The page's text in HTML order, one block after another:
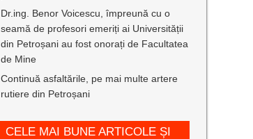
Dr.ing. Benor Voicescu, împreună cu o
seamă de profesori emeriți ai Universității
din Petroșani au fost onorați de Facultatea
de Mine
Continuă asfaltările, pe mai multe artere
rutiere din Petroșani
CELE MAI BUNE ARTICOLE ȘI